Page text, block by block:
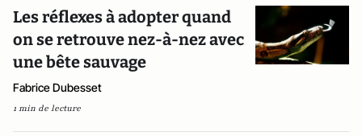
Les réflexes à adopter quand
on se retrouve nez-à-nez avec
une bête sauvage
Fabrice Dubesset
1 min de lecture